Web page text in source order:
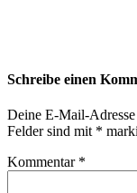
Schreibe einen
Deine E-Mail-
Felder sind mit *
Kommentar *